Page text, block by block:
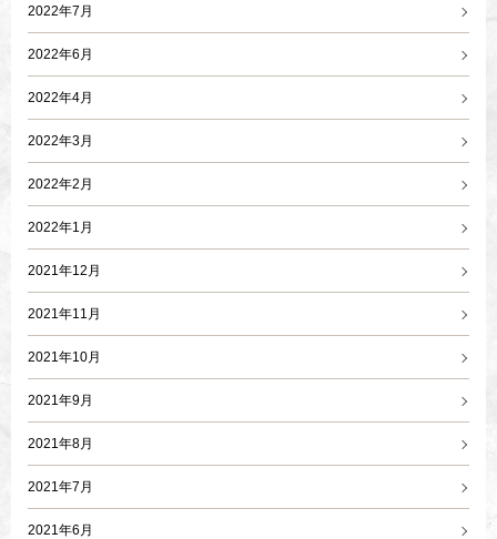
2022年7月
2022年6月
2022年4月
2022年3月
2022年2月
2022年1月
2021年12月
2021年11月
2021年10月
2021年9月
2021年8月
2021年7月
2021年6月